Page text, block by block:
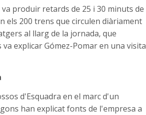
produir retards de 25 i 30 minuts de
els 200 trens que circulen diàriament
al llarg de la jornada, que
explicar Gómez-Pomar en una visita
d'Esquadra en el marc d'un
han explicat fonts de l'empresa a